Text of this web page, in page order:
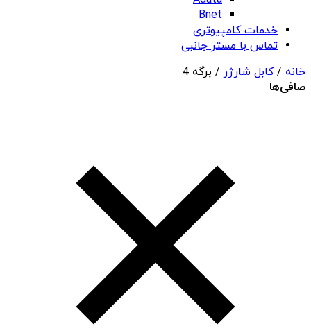
Bnet
خدمات کامپیوتری
تماس با مستر جانبی
خانه /کابل شارژر / برگه 4
صافی‌ها